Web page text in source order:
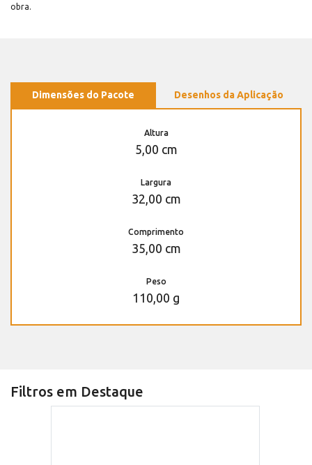
obra.
Dimensões do Pacote Desenhos da Aplicação
Altura
5,00 cm
Largura
32,00 cm
Comprimento
35,00 cm
Peso
110,00 g
Filtros em Destaque